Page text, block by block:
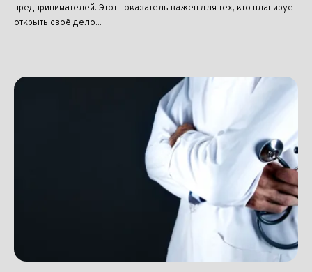
предпринимателей. Этот показатель важен для тех, кто планирует
открыть своё дело...